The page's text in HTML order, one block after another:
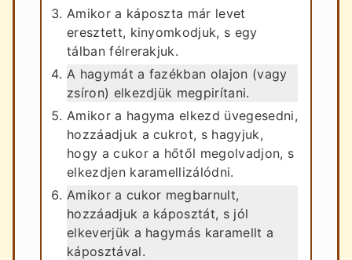
Amikor a káposzta már levet
eresztett, kinyomkodjuk, s egy
tálban félrerakjuk.
A hagymát a fazékban olajon (vagy
zsíron) elkezdjük megpirítani.
Amikor a hagyma elkezd üvegesedni,
hozzáadjuk a cukrot, s hagyjuk,
hogy a cukor a hőtől megolvadjon, s
elkezdjen karamellizálódni.
Amikor a cukor megbarnult,
hozzáadjuk a káposztát, s jól
elkeverjük a hagymás karamellt a
káposztával.